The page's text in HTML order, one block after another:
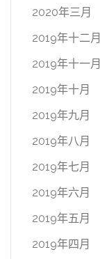
2020年三月
2019年十二月
2019年十一月
2019年十月
2019年九月
2019年八月
2019年七月
2019年六月
2019年五月
2019年四月